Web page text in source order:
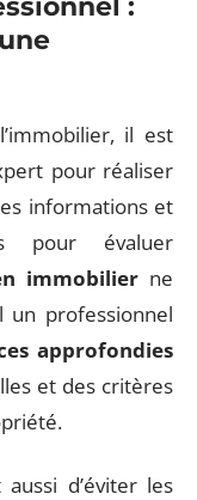
il est
pour réaliser
informations et
pour évaluer
immobilier ne
un professionnel
approfondies
et des critères
d’éviter les